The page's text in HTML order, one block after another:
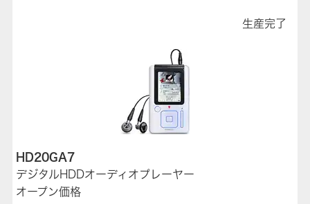
生産完了
HD20GA7
デジタルHDDオーディオプレーヤー
オープン価格